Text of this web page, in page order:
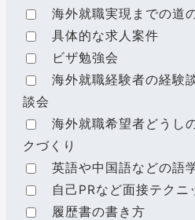
海外就職実現までの道
具体的な求人案件
ビザ勉強会
海外就職経験者の経験
談会
海外就職希望者どうし
クづくり
英語や中国語などの語
自己PRなど面接テクニ
履歴書の書き方